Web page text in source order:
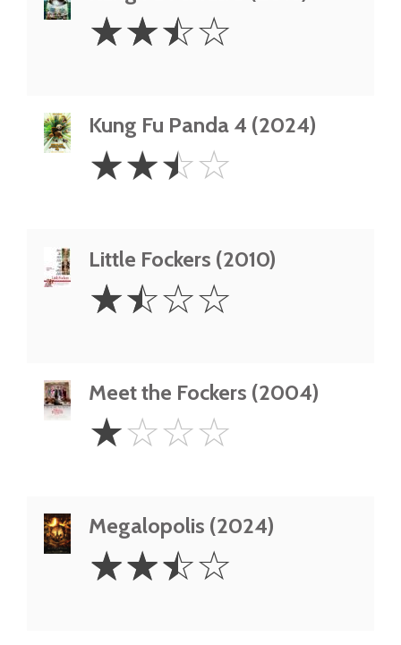
2.5
Stars
☆☆☆☆
Kung Fu Panda 4 (2024)
2.5
Stars
☆☆☆☆
Little Fockers (2010)
1.5
Stars
☆☆☆☆
Meet the Fockers (2004)
Star
☆☆☆☆
Megalopolis (2024)
2.5
Stars
☆☆☆☆